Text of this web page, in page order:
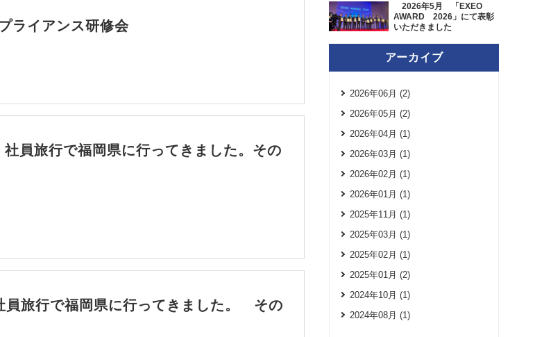
ライアンス研修会
員旅行で福岡県に行ってきました。その
旅行で福岡県に行ってきました。 その
2026年5月 「EXEO
AWARD 2026」にて表彰
いただきました
アーカイブ
2026年06月 (2)
2026年05月 (2)
2026年04月 (1)
2026年03月 (1)
2026年02月 (1)
2026年01月 (1)
2025年11月 (1)
2025年03月 (1)
2025年02月 (1)
2025年01月 (2)
2024年10月 (1)
2024年08月 (1)